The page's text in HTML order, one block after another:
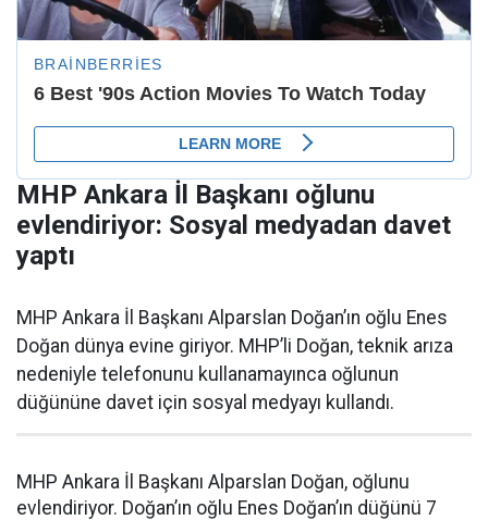
MHP Ankara İl Başkanı oğlunu
evlendiriyor: Sosyal medyadan davet
yaptı
MHP Ankara İl Başkanı Alparslan Doğan’ın oğlu Enes
Doğan dünya evine giriyor. MHP’li Doğan, teknik arıza
nedeniyle telefonunu kullanamayınca oğlunun
düğününe davet için sosyal medyayı kullandı.
MHP Ankara İl Başkanı Alparslan Doğan, oğlunu
evlendiriyor. Doğan’ın oğlu Enes Doğan’ın düğünü 7